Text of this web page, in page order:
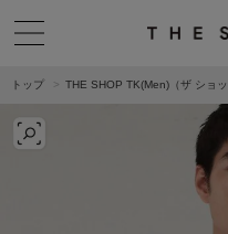
トップ THE SHOP TK(Men)（ザ ショ